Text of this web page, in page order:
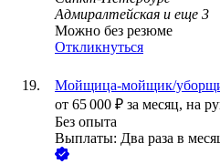
Адмиралтейская и еще 3
Можно без резюме
Откликнуться
Мойщица-мойщик/
от 65 000 ₽ за месяц, на
Без опыта
Выплаты: Два раза в